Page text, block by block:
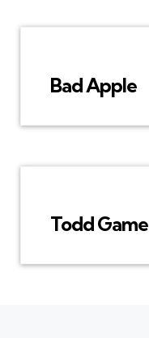
Bad Apple
Todd Game